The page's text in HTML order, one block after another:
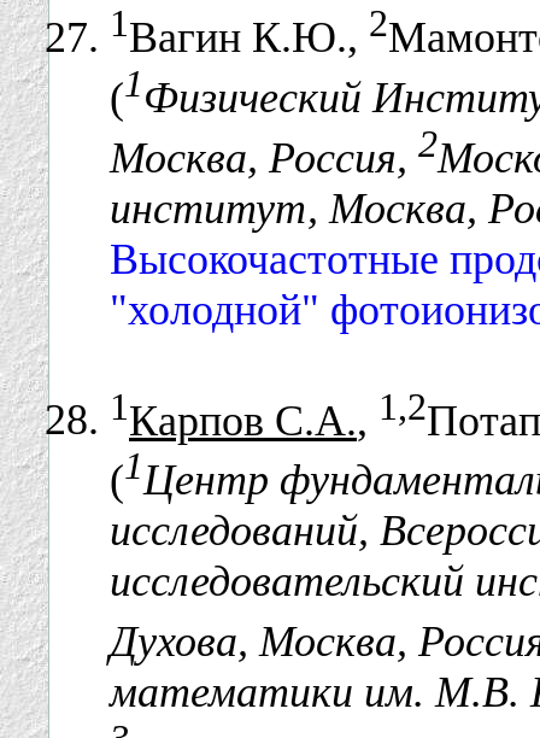
1Вагин К.Ю., 2
(1Физический
Москва, Россия, 2
институт, Москва,
Высокочастотные
"холодной"
1Карпов С.А., 1,2
(1Центр
исследований,
исследовательский
Духова, Москва,
математики им. М.В.